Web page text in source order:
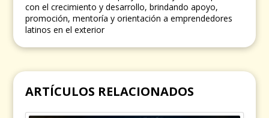
con el crecimiento y desarrollo, brindando apoyo,
promoción, mentoría y orientación a emprendedores
latinos en el exterior
ARTÍCULOS RELACIONADOS